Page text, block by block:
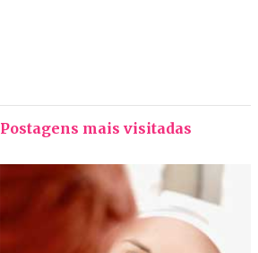
Postagens mais visitadas